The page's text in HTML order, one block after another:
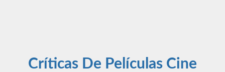
Críticas De Películas Cine